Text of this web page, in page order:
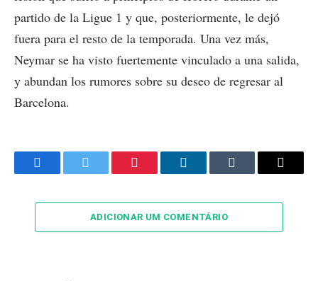
partido de la Ligue 1 y que, posteriormente, le dejó
fuera para el resto de la temporada. Una vez más,
Neymar se ha visto fuertemente vinculado a una salida,
y abundan los rumores sobre su deseo de regresar al
Barcelona.
FacebookTwitter Pinterest LinkedInTumblr Email
ADICIONAR UM COMENTÁRIO